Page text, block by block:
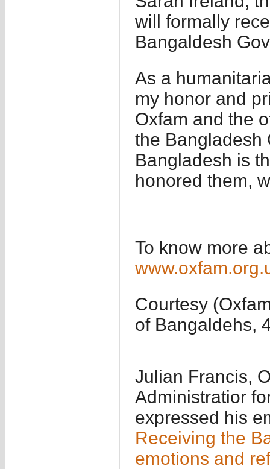
will formally
Bangaldesh
As a
my honor and
Oxfam and the
the Bangladesh
Bangladesh is
honored them,
To know more
Courtesy
of Bangaldehs,
Julian Francis,
Administratior
expressed his
Receiving the
emotions and